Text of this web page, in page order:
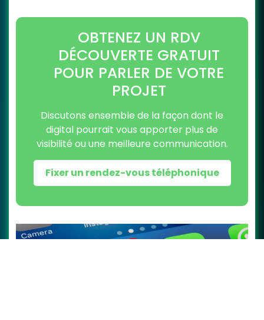
OBTENEZ UN RDV
DÉCOUVERTE GRATUIT
POUR PARLER DE VOTRE
PROJET
Discutons ensemble de la façon dont le
digital pourrait vous apporter plus de
visibilité ou une meilleure communication.
Fixer un rendez-vous téléphonique